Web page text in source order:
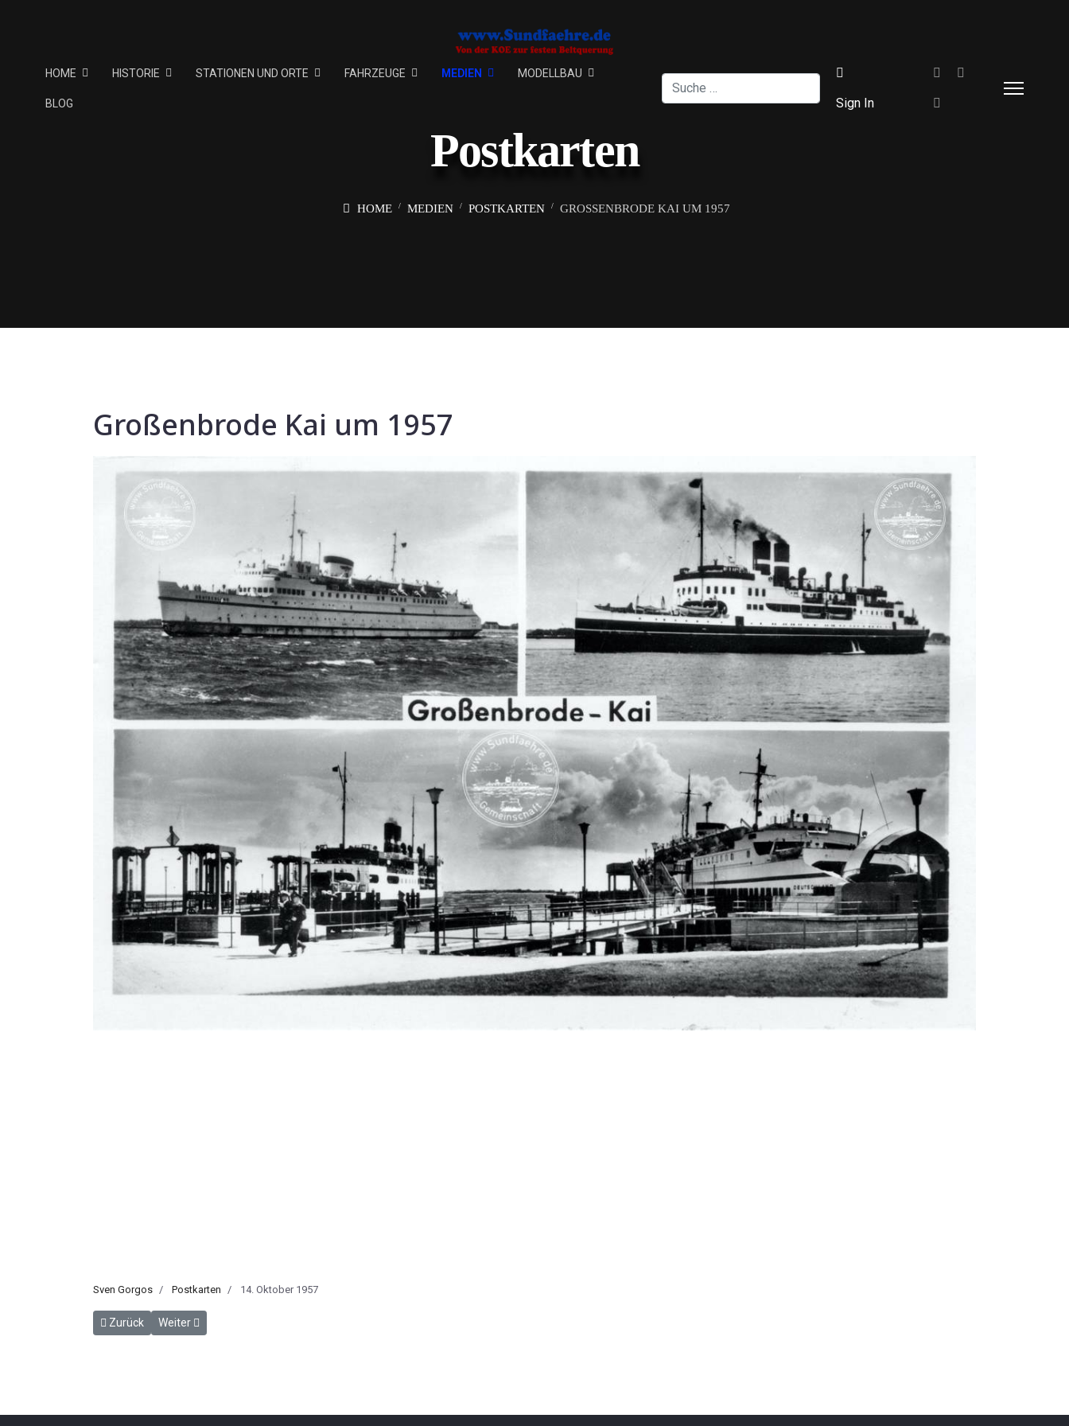
HOME HISTORIE STATIONEN UND ORTE FAHRZEUGE MEDIEN MODELLBAU
BLOG
Suchen
Sign In
Postkarten
HOME MEDIEN POSTKARTEN GROSSENBRODE KAI UM 1957
Großenbrode Kai um 1957
Sven Gorgos Postkarten 14. Oktober 1957
Vorheriger Beitrag: Postkarte Heiligenhafen 1950er Jahre - Photo-Loose 163 (gelaufen 1960)
Zurück Nächster Beitrag: Postkarte mit Fahrplan 1958
Weiter